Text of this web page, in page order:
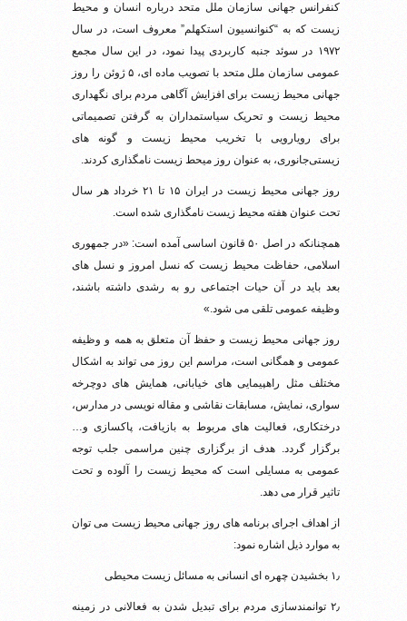
کنفرانس جهانی سازمان ملل متحد درباره انسان و محیط
زیست که به “کنوانسیون استکهلم” معروف است، در سال
۱۹۷۲ در سوئد جنبه کاربردی پیدا نمود، در این سال مجمع
عمومی سازمان ملل متحد با تصویب ماده ای، ۵ ژوئن را روز
جهانی محیط زیست برای افزایش آگاهی مردم برای نگهداری
محیط زیست و تحریک سیاستمداران به گرفتن تصمیماتی
برای رویارویی با تخریب محیط زیست و گونه های
زیستی‌جانوری، به عنوان روز میحط زیست نامگذاری کردند.
روز جهانی محیط زیست در ایران ۱۵ تا ۲۱ خرداد هر سال
تحت عنوان هفته محیط زیست نامگذاری شده‌ است.
همچنانکه در اصل ۵۰ قانون اساسی آمده است: «در جمهوری‏
اسلامی، حفاظت‏ محیط زیست‏ که‏ نسل‏ امروز و نسل های‏
بعد باید در آن‏ حیات‏ اجتماعی‏ رو به‏ رشدی‏ داشته‏ باشند،
وظیفه‏ عمومی‏ تلقی‏ می‏ شود.»
روز جهانی محیط زیست و حفظ آن متعلق به همه و وظیفه
عمومی و همگانی است، مراسم این روز می تواند به اشکال
مختلف مثل راهپیمایی های خیابانی، همایش های دوچرخه
سواری، نمایش، مسابقات نقاشی و مقاله نویسی در مدارس،
درختکاری، ‌فعالیت های مربوط به بازیافت، پاکسازی و…
برگزار گردد. هدف از برگزاری چنین مراسمی جلب توجه
عمومی به مسایلی است که محیط زیست را آلوده و تحت
تاثیر قرار می دهد.
از اهداف اجرای برنامه های روز جهانی محیط زیست می توان
به موارد ذیل اشاره نمود:
۱٫ بخشیدن چهره ای انسانی به مسائل زیست محیطی
۲٫ توانمندسازی مردم برای تبدیل شدن به فعالانی در زمینه